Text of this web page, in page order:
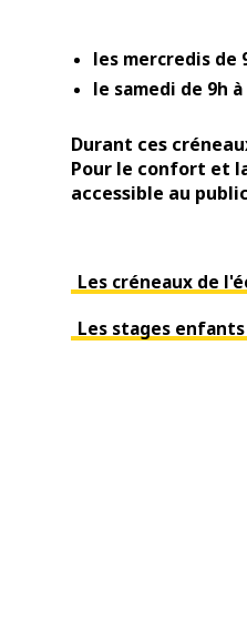
les mercredis de
le samedi de 9h à
Durant ces
Pour le confort et
accessible au
Les créneaux de
Les stages enfants